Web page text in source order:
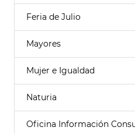
Feria de Julio
Mayores
Mujer e Igualdad
Naturia
Oficina Información